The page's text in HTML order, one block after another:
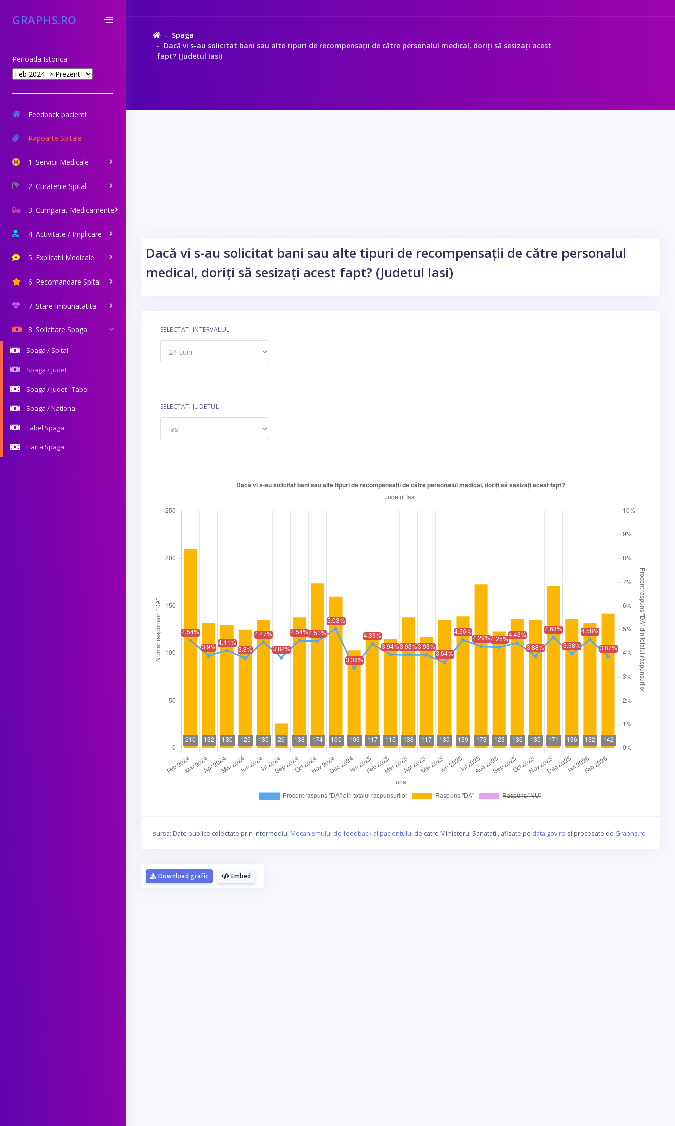
GRAPHS.RO
Perioada Istorica
Feedback pacienti
Rapoarte Spitale
1. Servicii Medicale
2. Curatenie Spital
3. Cumparat Medicamente
4. Activitate / Implicare
5. Explicatii Medicale
6. Recomandare Spital
7. Stare Imbunatatita
8. Solicitare Spaga
Spaga / Spital
Spaga / Judet
Spaga / Judet - Tabel
Spaga / National
Tabel Spaga
Harta Spaga
Spaga
Dacă vi s-au solicitat bani sau alte tipuri de recompensații de către personalul medical, doriți să sesizați acest
fapt? (Judetul Iasi)
Dacă vi s-au solicitat bani sau alte tipuri de recompensații de către personalul
medical, doriți să sesizați acest fapt? (Judetul Iasi)
SELECTATI INTERVALUL
SELECTATI JUDETUL
sursa: Date publice colectate prin intermediul Mecanismului de feedback al pacientului de catre Ministerul Sanatatii, afisate pe data.gov.ro si procesate de Graphs.ro
Embed
Download grafic
La fel cum tie iti plac graficele, mie imi
plac cafelele.
Daca urmaresti graficele de pe Graphs.ro, gandeste-te ca